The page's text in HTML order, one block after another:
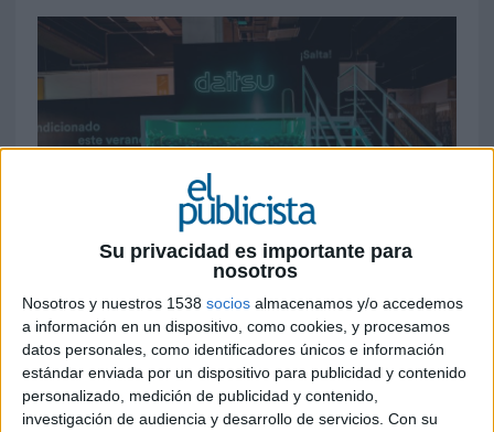
Su privacidad es importante para
nosotros
Nosotros y nuestros 1538 socios almacenamos y/o accedemos
a información en un dispositivo, como cookies, y procesamos
datos personales, como identificadores únicos e información
estándar enviada por un dispositivo para publicidad y contenido
personalizado, medición de publicidad y contenido,
investigación de audiencia y desarrollo de servicios. Con su
17 DE JUNIO DE 2024
Ficha técnica ‘Sónar Festival’